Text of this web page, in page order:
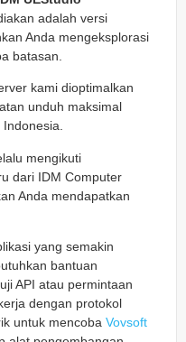
adalah versi
Anda mengeksplorasi
batasan.
kami dioptimalkan
unduh maksimal
mengikuti
dari IDM Computer
Anda mendapatkan
yang semakin
bantuan
API atau permintaan
dengan protokol
untuk mencoba Vovsoft